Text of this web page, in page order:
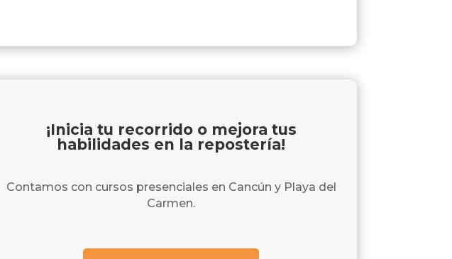
¡Inicia tu recorrido o mejora tus
habilidades en la repostería!
Contamos con cursos presenciales en Cancún y Playa del
Carmen.